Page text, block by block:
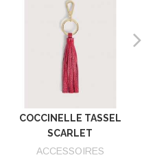
COCCINELLE TASSEL
SCARLET
E2MU0410101_R02
ACCESSOIRES